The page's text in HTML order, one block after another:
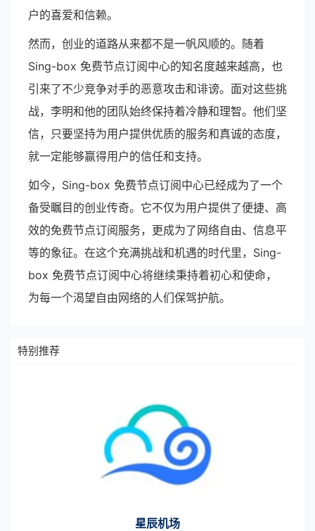
户的喜爱和信赖。
然而，创业的道路从来都不是一帆风顺的。随着
Sing-box 免费节点订阅中心的知名度越来越高，也
引来了不少竞争对手的恶意攻击和诽谤。面对这些挑
战，李明和他的团队始终保持着冷静和理智。他们坚
信，只要坚持为用户提供优质的服务和真诚的态度，
就一定能够赢得用户的信任和支持。
如今，Sing-box 免费节点订阅中心已经成为了一个
备受瞩目的创业传奇。它不仅为用户提供了便捷、高
效的免费节点订阅服务，更成为了网络自由、信息平
等的象征。在这个充满挑战和机遇的时代里，Sing-
box 免费节点订阅中心将继续秉持着初心和使命，
为每一个渴望自由网络的人们保驾护航。
特别推荐
星辰机场